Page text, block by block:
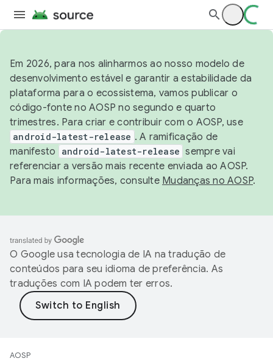
Em 2026, para nos alinharmos ao nosso modelo de
desenvolvimento estável e garantir a estabilidade da
plataforma para o ecossistema, vamos publicar o
código-fonte no AOSP no segundo e quarto
trimestres. Para criar e contribuir com o AOSP, use
android-latest-release . A ramificação de
manifesto
android-latest-release sempre vai
referenciar a versão mais recente enviada ao AOSP.
Para mais informações, consulte Mudanças no AOSP.
O Google usa tecnologia de IA na tradução de
conteúdos para seu idioma de preferência. As
traduções com IA podem ter erros.
AOSP